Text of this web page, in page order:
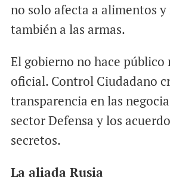
no solo afecta a alimentos
también a las armas.
El gobierno no hace público
oficial. Control Ciudadano
transparencia en las
sector Defensa y los
secretos.
La aliada Rusia